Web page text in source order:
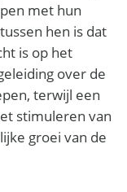
met hun
hen is dat
is op het
over de
terwijl een
stimuleren van
groei van de